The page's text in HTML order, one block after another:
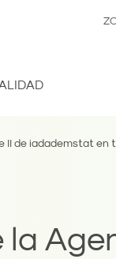
II de iadademstat en
la